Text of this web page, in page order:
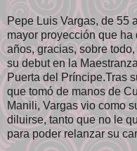
Pepe Luis Vargas, de 55
mayor proyección que
años, gracias, sobre
su debut en la
Puerta del Príncipe.Tras
que tomó de manos de
Manili, Vargas vio como
diluirse, tanto que no le
para poder relanzar su